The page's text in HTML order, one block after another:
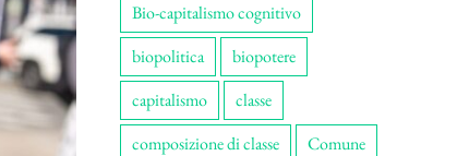
Bio-capitalismo cognitivo
biopolitica
biopotere
capitalismo
classe
composizione di classe
Comune